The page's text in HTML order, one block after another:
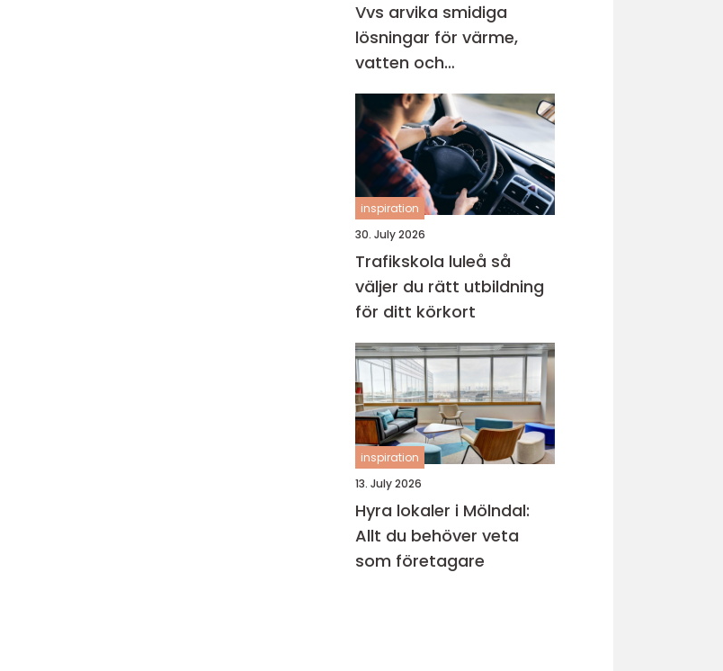
Vvs arvika smidiga
lösningar för värme,
vatten och
inomhusklimat
inspiration
30. July 2026
Trafikskola luleå så
väljer du rätt utbildning
för ditt körkort
inspiration
13. July 2026
Hyra lokaler i Mölndal:
Allt du behöver veta
som företagare